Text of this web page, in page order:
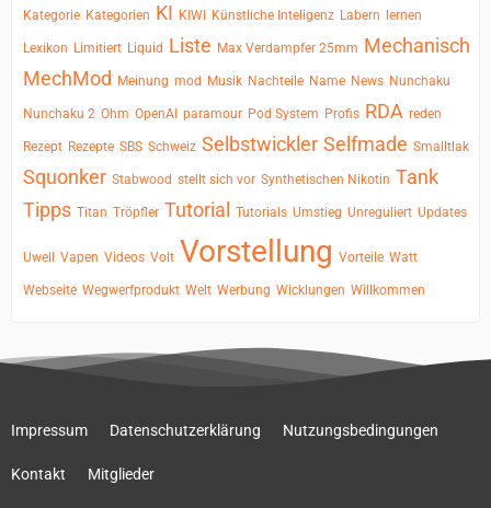
Kategorie Kategorien KI KIWI Künstliche Inteligenz Labern lernen
Lexikon Limitiert Liquid Liste Max Verdampfer 25mm Mechanisch
MechMod Meinung mod Musik Nachteile Name News Nunchaku
Nunchaku 2 Ohm OpenAI paramour Pod System Profis RDA reden
Rezept Rezepte SBS Schweiz Selbstwickler Selfmade Smalltlak
Squonker Stabwood stellt sich vor Synthetischen Nikotin Tank
Tipps Titan Tröpfler Tutorial Tutorials Umstieg Unreguliert Updates
Uwell Vapen Videos Volt Vorstellung Vorteile Watt
Webseite Wegwerfprodukt Welt Werbung Wicklungen Willkommen
Impressum Datenschutzerklärung Nutzungsbedingungen
Kontakt Mitglieder